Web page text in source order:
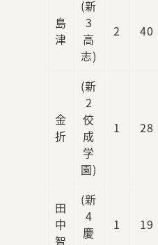
島
津
(新
3
高
志)
2 40
金
折
(新
2
佼
成
学
園)
1 28
田
中
智
(新
4
慶
1 19